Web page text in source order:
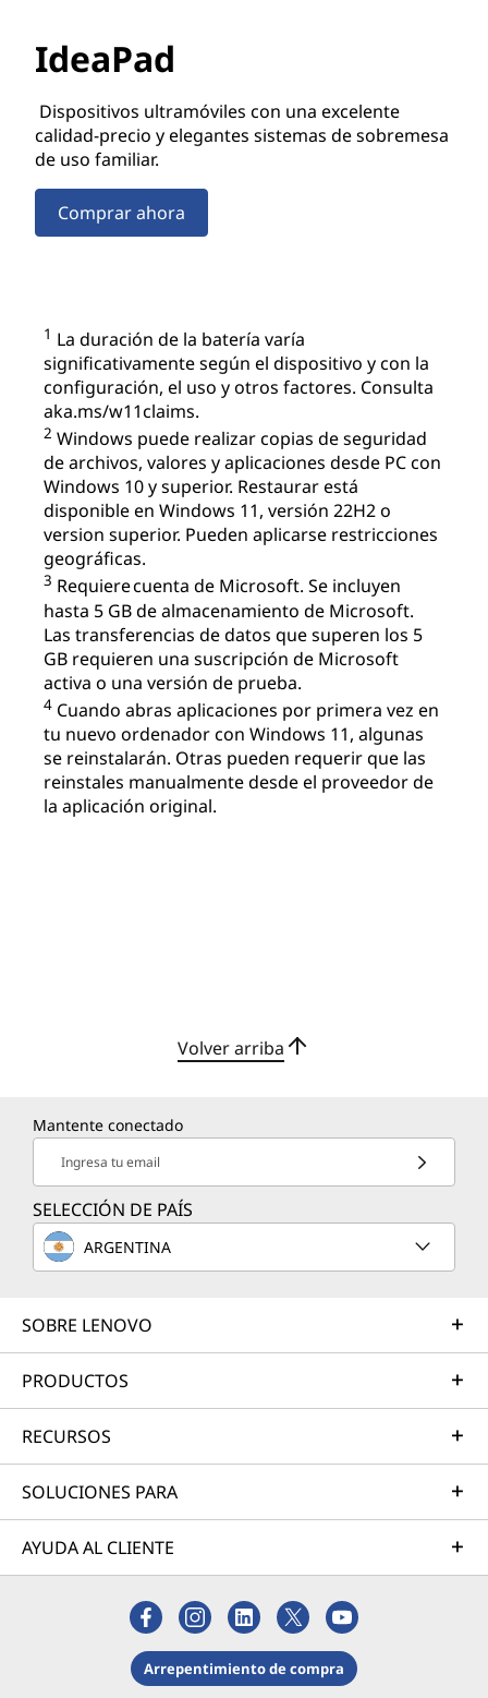
IdeaPad
Dispositivos ultramóviles con una excelente
calidad-precio y elegantes sistemas de sobremesa
de uso familiar.
Comprar ahora
1 La duración de la batería varía
significativamente según el dispositivo y con la
configuración, el uso y otros factores. Consulta
aka.ms/w11claims.
2 Windows puede realizar copias de seguridad
de archivos, valores y aplicaciones desde PC con
Windows 10 y superior. Restaurar está
disponible en Windows 11, versión 22H2 o
version superior. Pueden aplicarse restricciones
geográficas.
3 Requiere cuenta de Microsoft. Se incluyen
hasta 5 GB de almacenamiento de Microsoft.
Las transferencias de datos que superen los 5
GB requieren una suscripción de Microsoft
activa o una versión de prueba.
4 Cuando abras aplicaciones por primera vez en
tu nuevo ordenador con Windows 11, algunas
se reinstalarán. Otras pueden requerir que las
reinstales manualmente desde el proveedor de
la aplicación original.
Volver arriba
Mantente conectado
Ingresa tu email
SELECCIÓN DE PAÍS
ARGENTINA
SOBRE LENOVO
PRODUCTOS
RECURSOS
SOLUCIONES PARA
AYUDA AL CLIENTE
Arrepentimiento de compra